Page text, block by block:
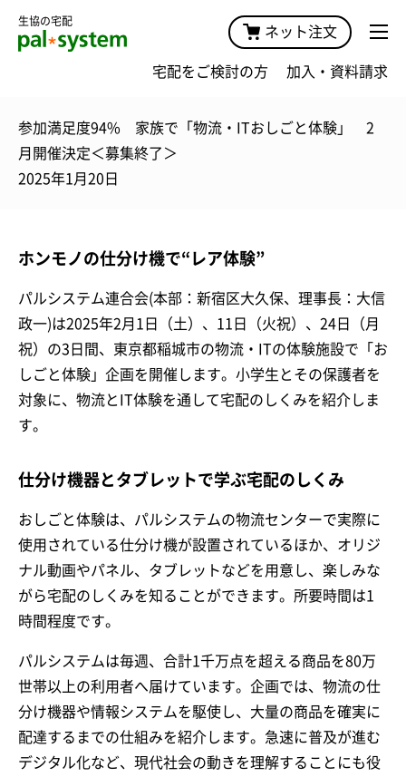
生協の宅配
ネット注文
宅配をご検討の方 加入・資料請求
参加満足度94% 家族で「物流・ITおしごと体験」 2
月開催決定＜募集終了＞
2025年1月20日
ホンモノの仕分け機で“レア体験”
パルシステム連合会(本部：新宿区大久保、理事長：大信
政一)は2025年2月1日（土）、11日（火祝）、24日（月
祝）の3日間、東京都稲城市の物流・ITの体験施設で「お
しごと体験」企画を開催します。小学生とその保護者を
対象に、物流とIT体験を通して宅配のしくみを紹介しま
す。
仕分け機器とタブレットで学ぶ宅配のしくみ
おしごと体験は、パルシステムの物流センターで実際に
使用されている仕分け機が設置されているほか、オリジ
ナル動画やパネル、タブレットなどを用意し、楽しみな
がら宅配のしくみを知ることができます。所要時間は1
時間程度です。
パルシステムは毎週、合計1千万点を超える商品を80万
世帯以上の利用者へ届けています。企画では、物流の仕
分け機器や情報システムを駆使し、大量の商品を確実に
配達するまでの仕組みを紹介します。急速に普及が進む
デジタル化など、現代社会の動きを理解することにも役